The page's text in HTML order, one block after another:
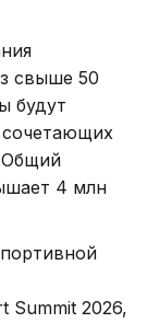
свыше 50
будут
сочетающих
Общий
4 млн
Summit 2026,